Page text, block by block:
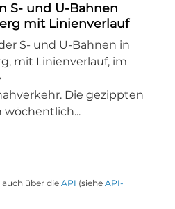
S- und U-Bahnen
mit Linienverlauf
S- und U-Bahnen in
mit Linienverlauf, im
Die gezippten
wöchentlich...
auch über die API (siehe API-